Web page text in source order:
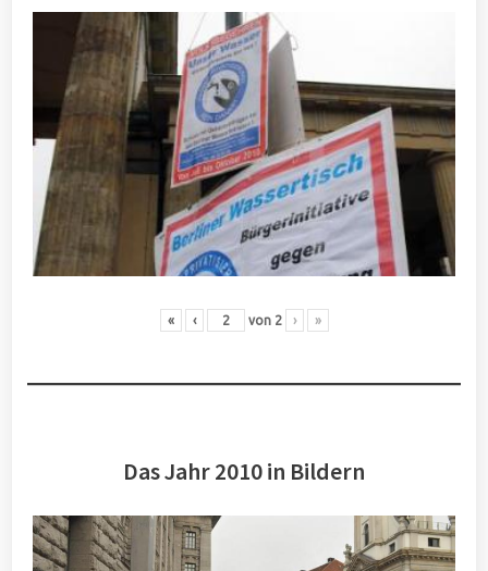
« ‹ von 2 › »
Das Jahr 2010 in Bildern